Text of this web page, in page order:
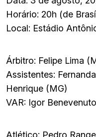
Horário: 20h (de
Local: Estádio
Árbitro: Felipe Lima
Assistentes:
Henrique (MG)
VAR: Igor
Atlético: Pedro